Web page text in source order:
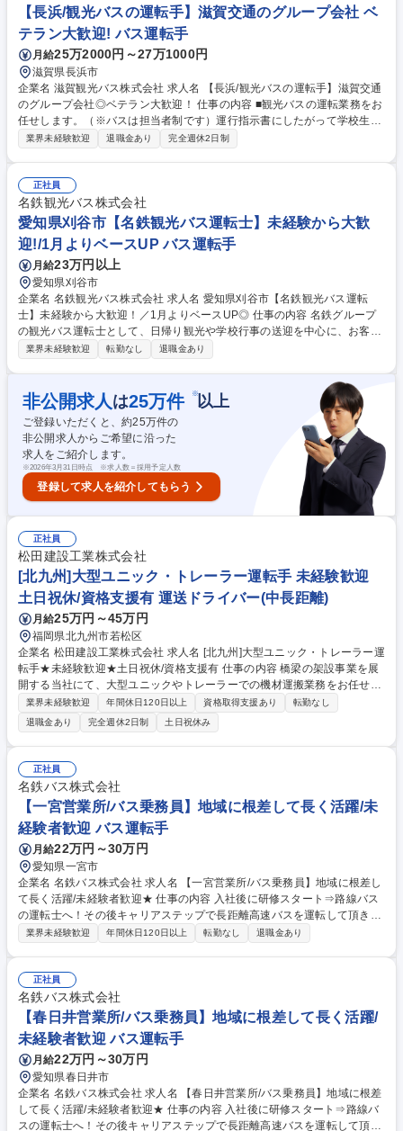
日の流れ】■06:00 出勤、バスの点検、点呼■06:20 乗務開始■10:00 自由
時間（休憩or一時帰宅)■16:00 乗務再開■21:00 終業 募集職種 【豊田営業
所/バス乗務員】地域に根差して長く活躍/未経験者歓迎★
【長浜/観光バスの運転手】滋賀交通のグループ会社 ベ
テラン大歓迎! バス運転手
月給25万2000円～27万1000円
滋賀県長浜市
企業名 滋賀観光バス株式会社 求人名 【長浜/観光バスの運転手】滋賀交通
のグループ会社◎ベテラン大歓迎！ 仕事の内容 ■観光バスの運転業務をお
任せします。（※バスは担当者制です）運行指示書にしたがって学校生徒
の送迎、一般団体の温泉旅行、日帰り旅行等をご対応いただきます。★長
方、すぐには独り立ちが難しいと判断した方に対しては、運転手が納得い
くまで研修を行いますので安心してください。社内では安全に対する講習
会を開催し運転に対するモチベーションを高く持ち続ける取り組みを強化
しています。 募集職種 【長浜/観光バスの運転手】滋賀交通のグループ会
社◎ベテラン大歓迎！
業界未経験歓迎 退職金あり 完全週休2日制
正社員
名鉄観光バス株式会社
愛知県刈谷市【名鉄観光バス運転士】未経験から大歓
迎!/1月よりベースUP バス運転手
月給23万円以上
愛知県刈谷市
企業名 名鉄観光バス株式会社 求人名 愛知県刈谷市【名鉄観光バス運転
士】未経験から大歓迎！／1月よりベースUP◎ 仕事の内容 名鉄グループ
の観光バス運転士として、日帰り観光や学校行事の送迎を中心に、お客様
の快適な旅をサポートする業務をお任せします。業務の8～9割が日帰りの
かつ定期ルートを走行する送迎からスタート 〇よくある仕事（8～9割が
日帰りです！） ・日帰り観光（自社ツアー「ドラゴンズパック」等） ・
学校行事（遠足や修学旅行、部活動遠征等） ・企業の従業員輸送、企業・
団体の親睦会や慰安旅行、研修旅行 約3ヶ月の座学研修や実践研修があり
未経験でも安心して就業できます！ 募集職種 愛知県刈谷市【名鉄観光バ
ス運転士】未経験から大歓迎！／1月よりベースUP◎
業界未経験歓迎 転勤なし 退職金あり
非公開求人 は25万件 ※以上
ご登録いただくと、約25万件の
非公開求人からご希望に沿った
求人をご紹介します。
※2026年3月31日時点 ※求人数＝採用予定人数
登録して求人を紹介してもらう
正社員
松田建設工業株式会社
[北九州]大型ユニック・トレーラー運転手 未経験歓迎
土日祝休/資格支援有 運送ドライバー(中長距離)
月給25万円～45万円
福岡県北九州市若松区
企業名 松田建設工業株式会社 求人名 [北九州]大型ユニック・トレーラー運
転手★未経験歓迎★土日祝休/資格支援有 仕事の内容 橋梁の架設事業を展
開する当社にて、大型ユニックやトレーラーでの機材運搬業務をお任せい
たします。資格取得支援制度を活用し、中型免許や未経験からでも一生モ
ノの専門技術を身につけることが可能です。 当社所有の大型ユニックやト
レーラーを使用し、現場へ架設機材やクレーン部品等を運搬いただきま
す。■現場:九州メイン(直行直帰可)■自社橋梁現場がメイン(自社車両使用)
■入社後に会社負担で大型・けん引資格の取得が可能！熟練の先輩社員に
よる手厚い指導体制があり、異業界出身の方や実務未経験の方も安心して
スタートできる素晴らしい環境が整っています。【業務内容の変更の範
囲】当社の指定する業務 募集職種 [北九州]大型ユニック・トレーラー運転
手★未経験歓迎★土日祝休/資格支援有
業界未経験歓迎 年間休日120日以上 資格取得支援あり
転勤なし
退職金あり
完全週休2日制 土日祝休み
正社員
名鉄バス株式会社
【一宮営業所/バス乗務員】地域に根差して長く活躍/未
経験者歓迎 バス運転手
月給22万円～30万円
愛知県一宮市
企業名 名鉄バス株式会社 求人名 【一宮営業所/バス乗務員】地域に根差し
て長く活躍/未経験者歓迎★ 仕事の内容 入社後に研修スタート⇒路線バス
の運転士へ！その後キャリアステップで長距離高速バスを運転して頂きま
す。名古屋駅を発着点とし、仙台～福岡まで幅広いエリアに行くことがで
た約3ヶ月のトレーニングで“運転手デビュー”を応援します！※ステップア
ップによっては夜行バスもございます※変更範囲：当社業務全般 【ある1
日の流れ】■06:00 出勤、バスの点検、点呼■06:20 乗務開始■10:00 自由
時間（休憩or一時帰宅)■16:00 乗務再開■21:00 終業 募集職種 【一宮営業
所/バス乗務員】地域に根差して長く活躍/未経験者歓迎★
業界未経験歓迎 年間休日120日以上 転勤なし 退職金あり
正社員
名鉄バス株式会社
【春日井営業所/バス乗務員】地域に根差して長く活躍/
未経験者歓迎 バス運転手
月給22万円～30万円
愛知県春日井市
企業名 名鉄バス株式会社 求人名 【春日井営業所/バス乗務員】地域に根差
して長く活躍/未経験者歓迎★ 仕事の内容 入社後に研修スタート⇒路線バ
スの運転士へ！その後キャリアステップで長距離高速バスを運転して頂き